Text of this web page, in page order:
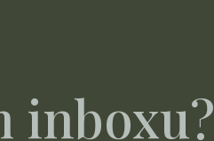
inboxu?